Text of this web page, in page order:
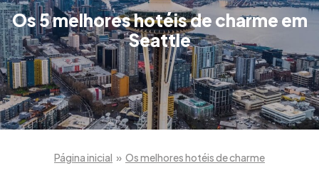
Os 5 melhores hotéis de charme em
Seattle
Página inicial » Os melhores hotéis de charme